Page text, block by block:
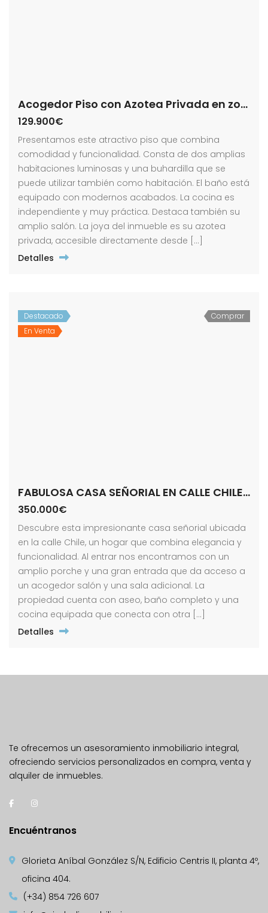
Acogedor Piso con Azotea Privada en zona El Barrio.- Calle Cañuelos!
129.900€
Presentamos este atractivo piso que combina
comodidad y funcionalidad. Consta de dos amplias
habitaciones luminosas y una buhardilla que se
puede utilizar también como habitación. El baño está
equipado con modernos acabados. La cocina es
independiente y muy práctica. Destaca también su
amplio salón. La joya del inmueble es su azotea
privada, accesible directamente desde […]
Detalles
Destacado
En Venta
Comprar
FABULOSA CASA SEÑORIAL EN CALLE CHILE! ZONA ALAMEDA.
350.000€
Descubre esta impresionante casa señorial ubicada
en la calle Chile, un hogar que combina elegancia y
funcionalidad. Al entrar nos encontramos con un
amplio porche y una gran entrada que da acceso a
un acogedor salón y una sala adicional. La
propiedad cuenta con aseo, baño completo y una
cocina equipada que conecta con otra […]
Detalles
Te ofrecemos un asesoramiento inmobiliario integral,
ofreciendo servicios personalizados en compra, venta y
alquiler de inmuebles.
Encuéntranos
Glorieta Aníbal González S/N, Edificio Centris II, planta 4º,
oficina 404.
(+34) 854 726 607